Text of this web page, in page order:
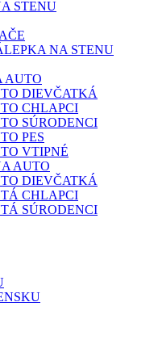
STENU
NA STENU
AUTO
DIEVČATKÁ
CHLAPCI
SÚRODENCI
PES
VTIPNÉ
AUTO
DIEVČATKÁ
CHLAPCI
SÚRODENCI